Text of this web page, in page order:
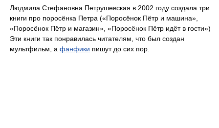
Людмила Стефановна Петрушевская в 2002 году создала три
книги про поросёнка Петра («Поросёнок Пётр и машина»,
«Поросёнок Пётр и магазин», «Поросёнок Пётр идёт в гости»)
Эти книги так понравилась читателям, что был создан
мультфильм, а фанфики пишут до сих пор.